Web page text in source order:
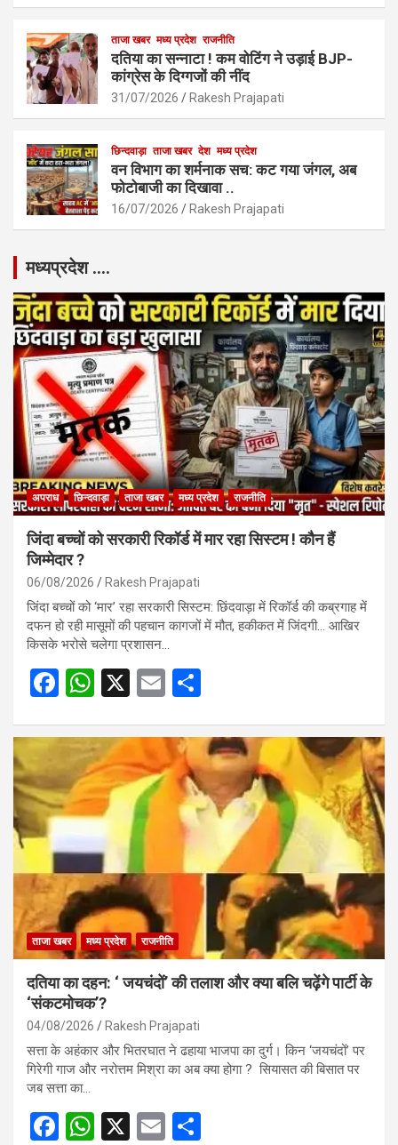
ताजा खबर मध्य प्रदेश राजनीति
दतिया का सन्नाटा ! कम वोटिंग ने उड़ाई BJP-
कांग्रेस के दिग्गजों की नींद
31/07/2026 Rakesh Prajapati
छिन्दवाड़ा ताजा खबर देश मध्य प्रदेश
वन विभाग का शर्मनाक सच: कट गया जंगल, अब
फोटोबाजी का दिखावा ..
16/07/2026 Rakesh Prajapati
मध्यप्रदेश ….
अपराध छिन्दवाड़ा ताजा खबर मध्य प्रदेश राजनीति
जिंदा बच्चों को सरकारी रिकॉर्ड में मार रहा सिस्टम ! कौन हैं
जिम्मेदार ?
06/08/2026 Rakesh Prajapati
जिंदा बच्चों को ‘मार’ रहा सरकारी सिस्टम: छिंदवाड़ा में रिकॉर्ड की कब्रगाह में
दफन हो रही मासूमों की पहचान कागजों में मौत, हकीकत में जिंदगी… आखिर
किसके भरोसे चलेगा प्रशासन…
F
ce
b
o
o
k
W
at
s
A
p
p
X
E
ail ar
e
ताजा खबर मध्य प्रदेश राजनीति
दतिया का दहन: ‘ जयचंदों’ की तलाश और क्या बलि चढ़ेंगे पार्टी के
‘संकटमोचक’?
04/08/2026 Rakesh Prajapati
सत्ता के अहंकार और भितरघात ने ढहाया भाजपा का दुर्ग। किन ‘जयचंदों’ पर
गिरेगी गाज और नरोत्तम मिश्रा का अब क्या होगा ? सियासत की बिसात पर
जब सत्ता का…
F
W
X
E